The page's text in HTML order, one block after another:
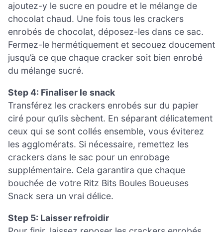
ajoutez-y le sucre en poudre et le mélange de
chocolat chaud. Une fois tous les crackers
enrobés de chocolat, déposez-les dans ce sac.
Fermez-le hermétiquement et secouez doucement
jusqu’à ce que chaque cracker soit bien enrobé
du mélange sucré.
Step 4: Finaliser le snack
Transférez les crackers enrobés sur du papier
ciré pour qu’ils sèchent. En séparant délicatement
ceux qui se sont collés ensemble, vous éviterez
les agglomérats. Si nécessaire, remettez les
crackers dans le sac pour un enrobage
supplémentaire. Cela garantira que chaque
bouchée de votre Ritz Bits Boules Boueuses
Snack sera un vrai délice.
Step 5: Laisser refroidir